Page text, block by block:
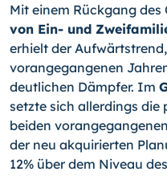
Mit einem Rückgang
von Ein- und
erhielt der
vorangegangenen
deutlichen Dämpfer. Im
setzte sich allerdings
beiden
der neu akquirierten
12% über dem Niveau